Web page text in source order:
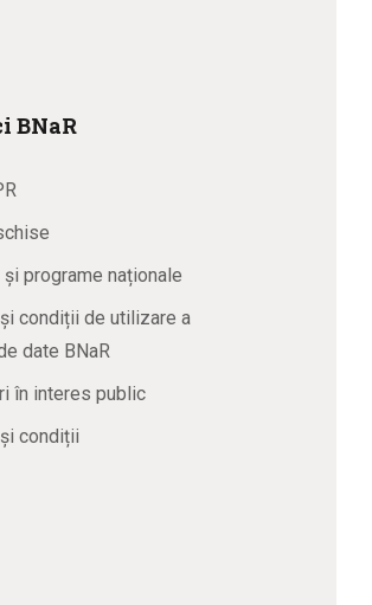
BNaR
programe naționale
condiții de utilizare a
date BNaR
în interes public
condiții